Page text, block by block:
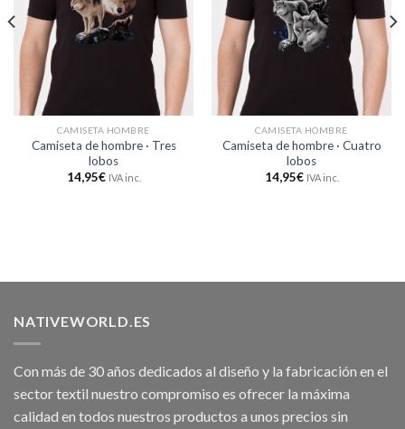
CAMISETA HOMBRE
Camiseta de hombre · Tres
lobos
14,95€ IVA inc.
CAMISETA HOMBRE
Camiseta de hombre · Cuatro
lobos
14,95€ IVA inc.
NATIVEWORLD.ES
Con más de 30 años dedicados al diseño y la fabricación en el
sector textil nuestro compromiso es ofrecer la máxima
calidad en todos nuestros productos a unos precios sin